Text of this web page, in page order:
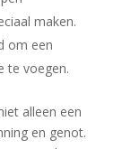
maken.
om een
te voegen.
alleen een
en genot.